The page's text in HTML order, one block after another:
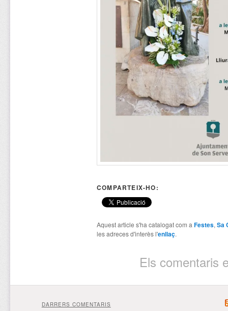
COMPARTEIX-HO:
Aquest article s'ha catalogat com a Festes, Sa
les adreces d'interès l'enllaç.
Els comentaris
DARRERS COMENTARIS